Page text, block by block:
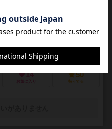
14歳～
て「血の遺志」を集めろ
アのブラッドボーンのカードゲ
ーナムでは風土病「獣の病」がは
の罹患者で...
14
お気に入り
50
持ってる